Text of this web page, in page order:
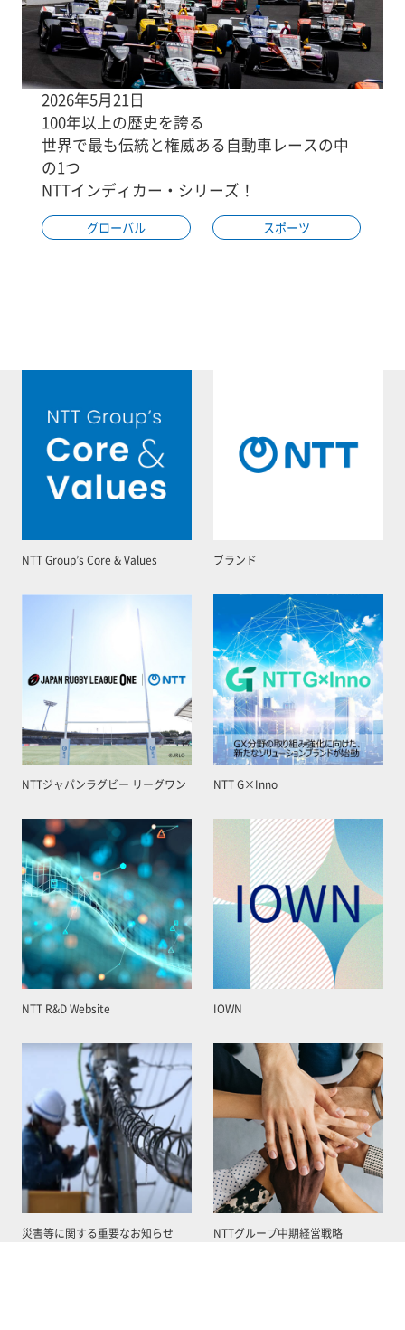
2026年5月21日
100年以上の歴史を誇る
世界で最も伝統と権威ある自動車レースの中
の1つ
NTTインディカー・シリーズ！
グローバル スポーツ
NTT Group’s Core & Values ブランド
NTTジャパンラグビー リーグワン NTT G×Inno
NTT R&D Website IOWN
災害等に関する重要なお知らせ NTTグループ中期経営戦略